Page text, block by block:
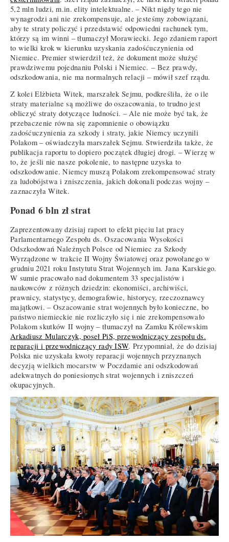
5,2 mln ludzi, m.in. elity intelektualne. – Nikt nigdy tego nie
wynagrodzi ani nie zrekompensuje, ale jesteśmy zobowiązani,
aby te straty policzyć i przedstawić odpowiedni rachunek tym,
którzy są im winni – tłumaczył Morawiecki. Jego zdaniem raport
to wielki krok w kierunku uzyskania zadośćuczynienia od
Niemiec. Premier stwierdził też, że dokument może służyć
prawdziwemu pojednaniu Polski i Niemiec. – Bez prawdy,
odszkodowania, nie ma normalnych relacji – mówił szef rządu.
Z kolei Elżbieta Witek, marszałek Sejmu, podkreśliła, że o ile
straty materialne są możliwe do oszacowania, to trudno jest
obliczyć straty dotyczące ludności. – Ale nie może być tak, że
przebaczenie równa się zapomnienie o obowiązku
zadośćuczynienia za szkody i straty, jakie Niemcy uczynili
Polakom – oświadczyła marszałek Sejmu. Stwierdziła także, że
publikacja raportu to dopiero początek długiej drogi. – Wierzę w
to, że jeśli nie nasze pokolenie, to następne uzyska to
odszkodowanie. Niemcy muszą Polakom zrekompensować straty
za ludobójstwa i zniszczenia, jakich dokonali podczas wojny –
zaznaczyła Witek.
Ponad 6 bln zł strat
Zaprezentowany dzisiaj raport to efekt pięciu lat pracy
Parlamentarnego Zespołu ds. Oszacowania Wysokości
Odszkodowań Należnych Polsce od Niemiec za Szkody
Wyrządzone w trakcie II Wojny Światowej oraz powołanego w
grudniu 2021 roku Instytutu Strat Wojennych im. Jana Karskiego.
W sumie pracowało nad dokumentem 33 specjalistów i
naukowców z różnych dziedzin: ekonomiści, archiwiści,
prawnicy, statystycy, demografowie, historycy, rzeczoznawcy
majątkowi. – Oszacowanie strat wojennych było konieczne, bo
państwo niemieckie nie rozliczyło się i nie zrekompensowało
Polakom skutków II wojny – tłumaczył na Zamku Królewskim
Arkadiusz Mularczyk, poseł PiS, przewodniczący zespołu ds.
reparacji i przewodniczący rady ISW. Przypomniał, że do dzisiaj
Polska nie uzyskała kwoty reparacji wojennych przyznanych
decyzją wielkich mocarstw w Poczdamie ani odszkodowań
adekwatnych do poniesionych strat wojennych i zniszczeń
okupacyjnych.